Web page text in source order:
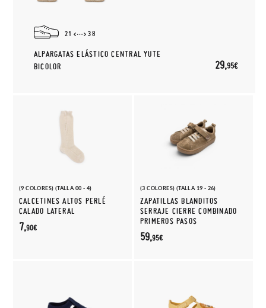
21 38
ALPARGATAS ELÁSTICO CENTRAL YUTE
BICOLOR
29,95€
(9 COLORES) (TALLA 00 - 4)
CALCETINES ALTOS PERLÉ
CALADO LATERAL
7,90€
(3 COLORES) (TALLA 19 - 26)
ZAPATILLAS BLANDITOS
SERRAJE CIERRE COMBINADO
PRIMEROS PASOS
59,95€